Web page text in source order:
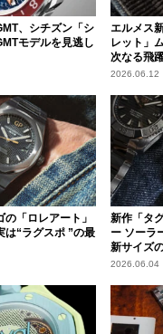
、シチズン「シ
モデルを見逃し
エルメス
レット」
次なる飛
2026.06.12
「ロレアート」
“ラグスポ ”の最
新作「タ
ー ソーラ
新サイズ
2026.06.04